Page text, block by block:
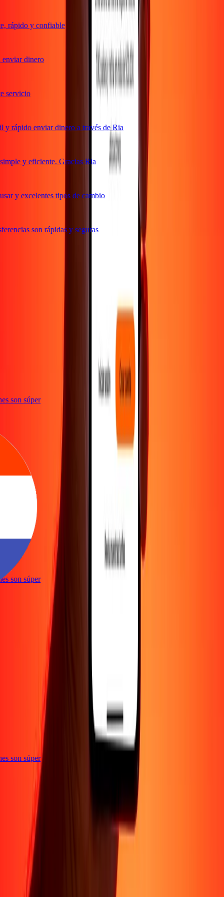
rápido y confiable
dinero
rápido enviar dinero a través de Ria
y eficiente. Gracias Ria
y excelentes tipos de cambio
son rápidas y seguras
son súper
son súper
son súper
Acerca de
Conviértete en agenteConviértete en socio
Conviértete en socio estratégico
Carreras Promociones
Transferencia internacional de dinero
Soporte